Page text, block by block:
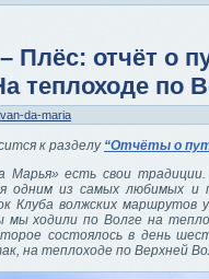
Плёс: отчёт о
теплоходе по
da-maria
к разделу “Отчёты о
Марья» есть свои
одним из самых любимых и
Клуба волжских
мы ходили по Волге на
состоялось в день
на теплоходе по Верхней